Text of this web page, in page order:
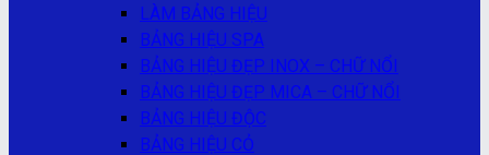
LÀM BẢNG HIỆU
BẢNG HIỆU SPA
BẢNG HIỆU ĐẸP INOX – CHỮ NỔI
BẢNG HIỆU ĐẸP MICA – CHỮ NỔI
BẢNG HIỆU ĐỘC
BẢNG HIỆU CỎ